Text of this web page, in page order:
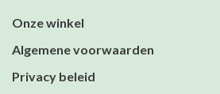
Onze winkel
Algemene voorwaarden
Privacy beleid